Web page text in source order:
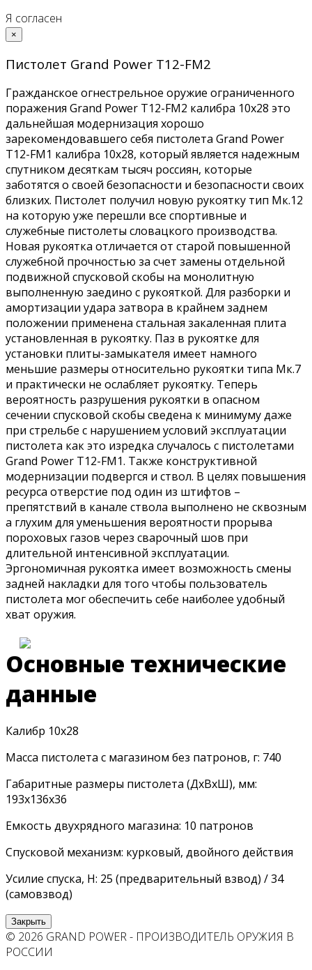
Я согласен
×
Пистолет Grand Power Т12-FM2
Гражданское огнестрельное оружие ограниченного
поражения Grand Power Т12-FM2 калибра 10x28 это
дальнейшая модернизация хорошо
зарекомендовавшего себя пистолета Grand Power
T12-FM1 калибра 10x28, который является надежным
спутником десяткам тысяч россиян, которые
заботятся о своей безопасности и безопасности своих
близких. Пистолет получил новую рукоятку тип Мк.12
на которую уже перешли все спортивные и
служебные пистолеты словацкого производства.
Новая рукоятка отличается от старой повышенной
служебной прочностью за счет замены отдельной
подвижной спусковой скобы на монолитную
выполненную заедино с рукояткой. Для разборки и
амортизации удара затвора в крайнем заднем
положении применена стальная закаленная плита
установленная в рукоятку. Паз в рукоятке для
установки плиты-замыкателя имеет намного
меньшие размеры относительно рукоятки типа Мк.7
и практически не ослабляет рукоятку. Теперь
вероятность разрушения рукоятки в опасном
сечении спусковой скобы сведена к минимуму даже
при стрельбе с нарушением условий эксплуатации
пистолета как это изредка случалось с пистолетами
Grand Power Т12-FM1. Также конструктивной
модернизации подвергся и ствол. В целях повышения
ресурса отверстие под один из штифтов –
препятствий в канале ствола выполнено не сквозным
а глухим для уменьшения вероятности прорыва
пороховых газов через сварочный шов при
длительной интенсивной эксплуатации.
Эргономичная рукоятка имеет возможность смены
задней накладки для того чтобы пользователь
пистолета мог обеспечить себе наиболее удобный
хват оружия.
Основные технические
данные
Калибр 10х28
Масса пистолета с магазином без патронов, г: 740
Габаритные размеры пистолета (ДхВхШ), мм:
193х136х36
Емкость двухрядного магазина: 10 патронов
Спусковой механизм: курковый, двойного действия
Усилие спуска, Н: 25 (предварительный взвод) / 34
(самовзвод)
Закрыть
© 2026 GRAND POWER - ПРОИЗВОДИТЕЛЬ ОРУЖИЯ В
РОССИИ